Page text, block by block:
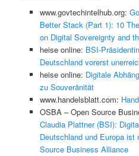
www.govtechintelhub.org:
Better Stack (Part 1): 10
on Digital Sovereignty and
heise online: BSI-
Deutschland vorerst
heise online: Digitale
zu Souveränität
www.handelsblatt.com:
OSBA – Open Source
Claudia Plattner (BSI):
Deutschland und Europa
Source Business Alliance